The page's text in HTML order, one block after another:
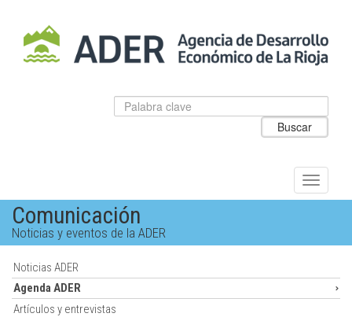
Salto
al
contenido
Datos
para
Introduzca
el
Buscar
Alternar
Comunicación
Noticias y eventos de la ADER
Noticias ADER
Agenda ADER
Artículos y entrevistas